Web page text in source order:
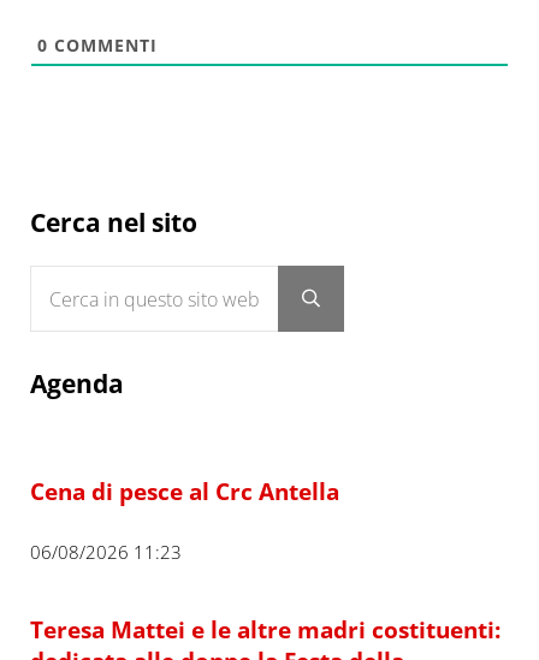
0 COMMENTI
Sidebar
Cerca nel sito
Submit search
Agenda
Cena di pesce al Crc Antella
06/08/2026 11:23
Teresa Mattei e le altre madri costituenti: